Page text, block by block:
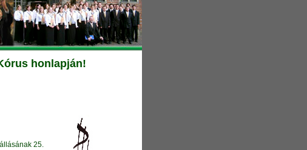
honlapján!
25.